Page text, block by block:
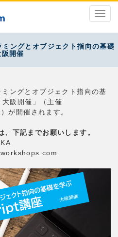
ミングとオブジェクト指向の基礎
開催
ングとオブジェクト指向の基
阪開催」（主催
が開催されます。
下記までお願いします。